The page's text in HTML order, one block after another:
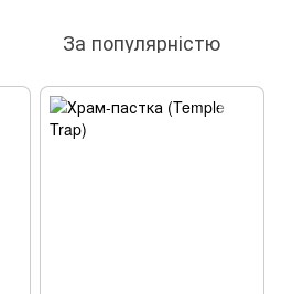
За популярністю